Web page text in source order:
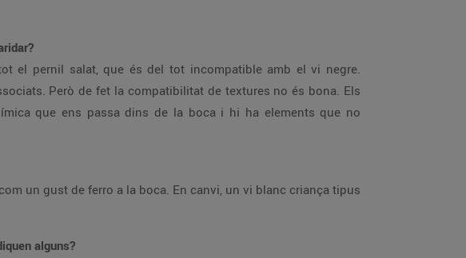
el pernil salat, que és del tot incompatible amb el vi negre.
Però de fet la compatibilitat de textures no és bona. Els
que ens passa dins de la boca i hi ha elements que no
un gust de ferro a la boca. En canvi, un vi blanc criança tipus
alguns?